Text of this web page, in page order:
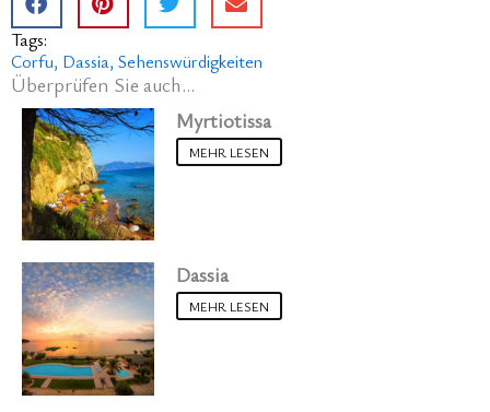
Tags:
Corfu Dassia Sehenswürdigkeiten
Überprüfen Sie auch...
Myrtiotissa
MEHR LESEN
Dassia
MEHR LESEN